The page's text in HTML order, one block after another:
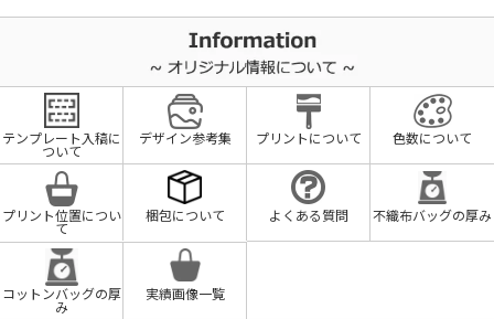
テンプレート入稿に
ついて
デザイン参考集 プリントについて 色数について
プリント位置につい
て
梱包について よくある質問 不織布バッグの厚み
コットンバッグの厚
み
実績画像一覧